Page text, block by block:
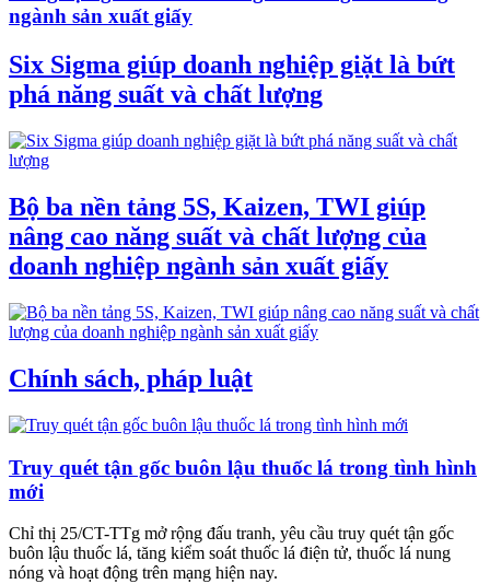
ngành sản xuất giấy
Six Sigma giúp doanh nghiệp giặt là bứt
phá năng suất và chất lượng
Bộ ba nền tảng 5S, Kaizen, TWI giúp
nâng cao năng suất và chất lượng của
doanh nghiệp ngành sản xuất giấy
Chính sách, pháp luật
Truy quét tận gốc buôn lậu thuốc lá trong tình hình
mới
Chỉ thị 25/CT-TTg mở rộng đấu tranh, yêu cầu truy quét tận gốc
buôn lậu thuốc lá, tăng kiểm soát thuốc lá điện tử, thuốc lá nung
nóng và hoạt động trên mạng hiện nay.